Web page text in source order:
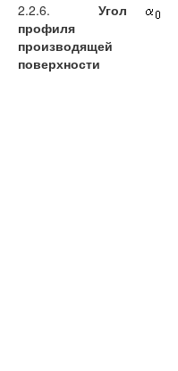
2.2.6. Угол
профиля
производящей
поверхности